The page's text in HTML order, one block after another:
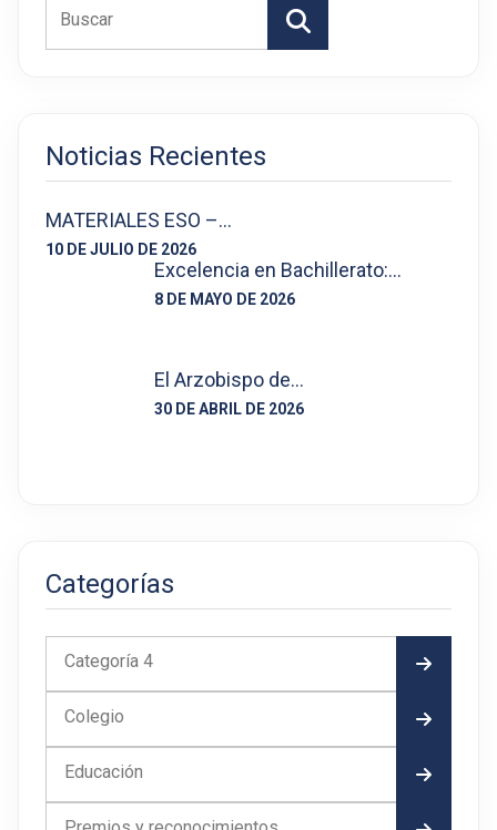
Buscar
Noticias Recientes
MATERIALES ESO –…
10 DE JULIO DE 2026
Excelencia en Bachillerato:…
8 DE MAYO DE 2026
El Arzobispo de…
30 DE ABRIL DE 2026
Categorías
Categoría 4
Colegio
Educación